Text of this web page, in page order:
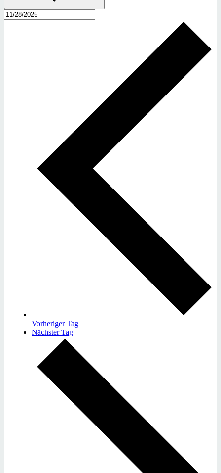
Vorheriger Tag
Nächster Tag